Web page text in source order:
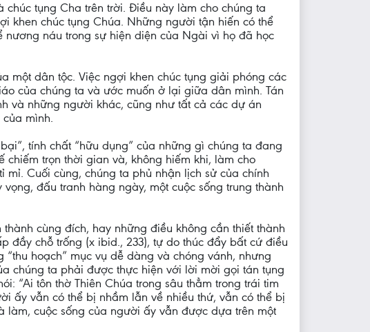
tụng Cha trên trời. Điều này làm cho chúng ta
khen chúc tụng Chúa. Những người tận hiến có thể
nương náu trong sự hiện diện của Ngài vì họ đã học
một dân tộc. Việc ngợi khen chúc tụng giải phóng các
của chúng ta và ước muốn ở lại giữa dân mình. Tán
và những người khác, cũng như tất cả các dự án
mình.
tính chất “hữu dụng” của những gì chúng ta đang
chiếm trọn thời gian và, không hiếm khi, làm cho
Cuối cùng, chúng ta phủ nhận lịch sử của chính
đấu tranh hàng ngày, một cuộc sống trung thành
cùng đích, hay những điều không cần thiết thành
chỗ trống (x ibid., 233), tự do thúc đẩy bất cứ điều
hoạch” mục vụ dễ dàng và chóng vánh, nhưng
chúng ta phải được thực hiện với lời mời gọi tán tụng
“Ai tôn thờ Thiên Chúa trong sâu thẳm trong trái tim
ấy vẫn có thể bị nhầm lẫn về nhiều thứ, vẫn có thể bị
cuộc sống của người ấy vẫn được dựa trên một